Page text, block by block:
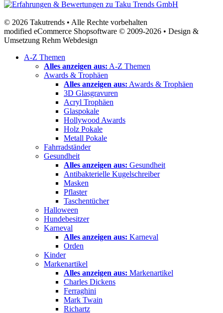
© 2026 Takutrends • Alle Rechte vorbehalten
modified eCommerce Shopsoftware © 2009-2026 • Design &
Umsetzung Rehm Webdesign
A-Z Themen
Alles anzeigen aus: A-Z Themen
Awards & Trophäen
Alles anzeigen aus: Awards & Trophäen
3D Glasgravuren
Acryl Trophäen
Glaspokale
Hollywood Awards
Holz Pokale
Metall Pokale
Fahrradständer
Gesundheit
Alles anzeigen aus: Gesundheit
Antibakterielle Kugelschreiber
Masken
Pflaster
Taschentücher
Halloween
Hundebesitzer
Karneval
Alles anzeigen aus: Karneval
Orden
Kinder
Markenartikel
Alles anzeigen aus: Markenartikel
Charles Dickens
Ferraghini
Mark Twain
Richartz